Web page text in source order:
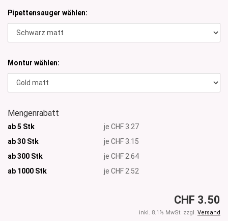
Pipettensauger wählen:
Montur wählen:
Mengenrabatt
ab 5 Stk
je CHF 3.27
ab 30 Stk
je CHF 3.15
ab 300 Stk
je CHF 2.64
ab 1000 Stk je CHF 2.52
CHF 3.50
inkl. 8.1% MwSt. zzgl. Versand